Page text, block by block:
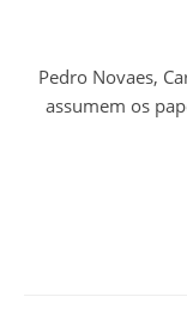
Pedro Novaes, Carolina Dieckmann e Rodrigo Lombardi
assumem os